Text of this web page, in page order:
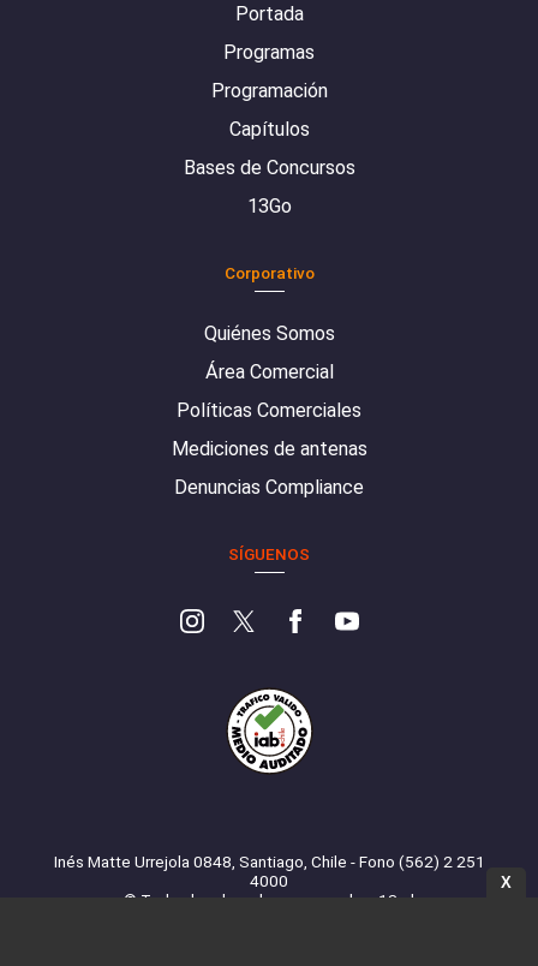
Portada
Programas
Programación
Capítulos
Bases de Concursos
13Go
Corporativo
Quiénes Somos
Área Comercial
Políticas Comerciales
Mediciones de antenas
Denuncias Compliance
SÍGUENOS
Inés Matte Urrejola 0848, Santiago, Chile - Fono (562) 2 251
4000
© Todos los derechos reservados. 13.cl
X